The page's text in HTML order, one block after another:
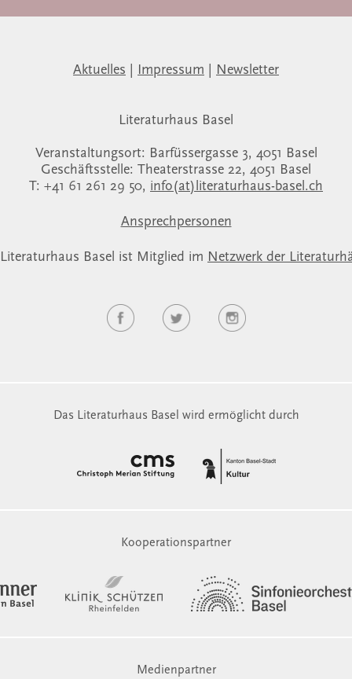
Aktuelles Impressum Newsletter
Literaturhaus Basel
Veranstaltungsort: Barfüssergasse 3, 4051 Basel
Geschäftsstelle: Theaterstrasse 22, 4051 Basel
T: +41 61 261 29 50, info(at)literaturhaus-basel.ch
Ansprechpersonen
Basel ist Mitglied im Netzwerk der
Das Literaturhaus Basel wird ermöglicht durch
Kooperationspartner
Medienpartner